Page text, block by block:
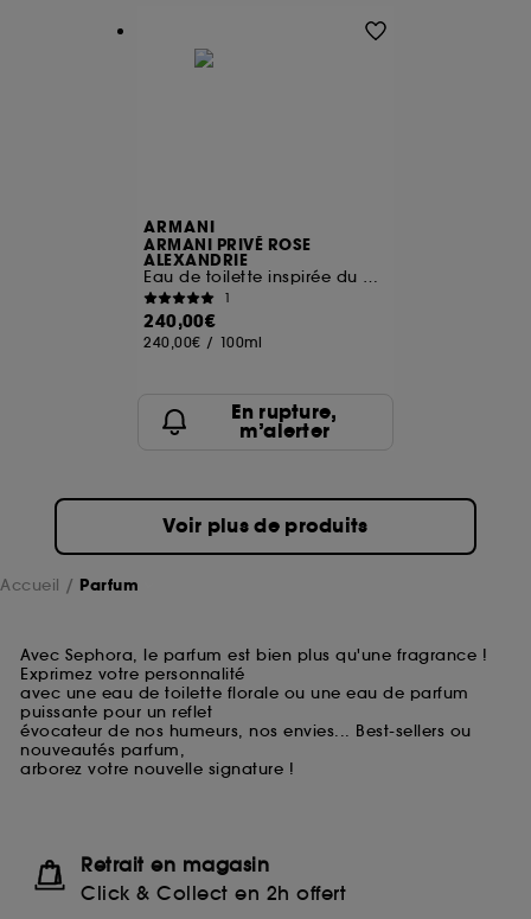
ARMANI
ARMANI PRIVÉ ROSE
ALEXANDRIE
Eau de toilette inspirée du parfum des roses
1
240,00€
240,00€ / 100ml
En rupture,
m’alerter
Voir plus de produits
Accueil Parfum
Avec Sephora, le parfum est bien plus qu'une fragrance !
Exprimez votre personnalité
avec une eau de toilette florale ou une eau de parfum
puissante pour un reflet
évocateur de nos humeurs, nos envies... Best-sellers ou
nouveautés parfum,
arborez votre nouvelle signature !
Retrait en magasin
Click & Collect en 2h offert